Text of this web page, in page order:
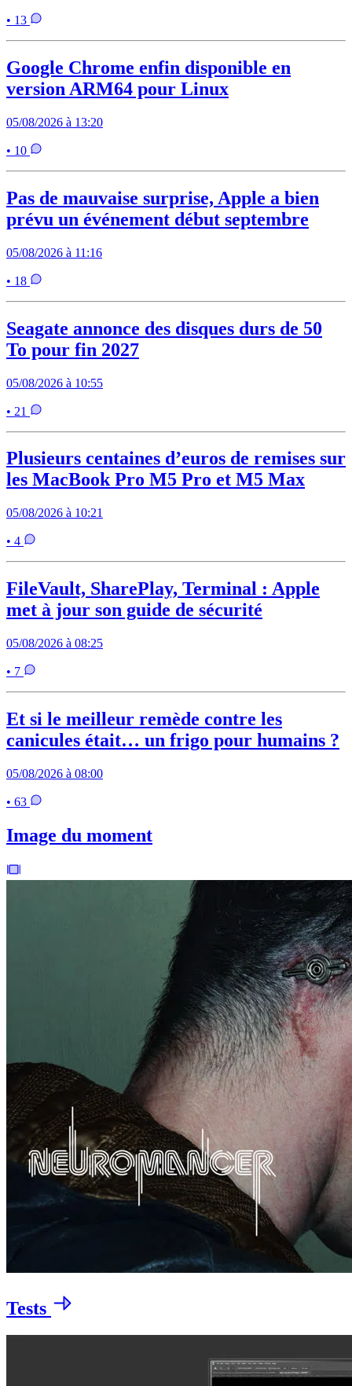
• 13
Google Chrome enfin disponible en
version ARM64 pour Linux
05/08/2026 à 13:20
• 10
Pas de mauvaise surprise, Apple a bien
prévu un événement début septembre
05/08/2026 à 11:16
• 18
Seagate annonce des disques durs de 50
To pour fin 2027
05/08/2026 à 10:55
• 21
Plusieurs centaines d’euros de remises sur
les MacBook Pro M5 Pro et M5 Max
05/08/2026 à 10:21
• 4
FileVault, SharePlay, Terminal : Apple
met à jour son guide de sécurité
05/08/2026 à 08:25
• 7
Et si le meilleur remède contre les
canicules était… un frigo pour humains ?
05/08/2026 à 08:00
• 63
Image du moment
Tests